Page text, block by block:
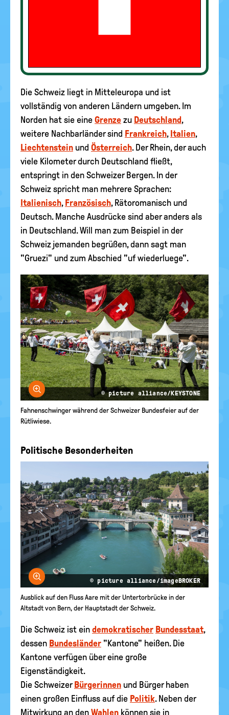
Die Schweiz liegt in Mitteleuropa und ist
vollständig von anderen Ländern umgeben. Im
Norden hat sie eine Grenze zu Deutschland,
weitere Nachbarländer sind Frankreich, Italien,
Liechtenstein und Österreich. Der Rhein, der auch
viele Kilometer durch Deutschland fließt,
entspringt in den Schweizer Bergen. In der
Schweiz spricht man mehrere Sprachen:
Italienisch, Französisch, Rätoromanisch und
Deutsch. Manche Ausdrücke sind aber anders als
in Deutschland. Will man zum Beispiel in der
Schweiz jemanden begrüßen, dann sagt man
"Gruezi" und zum Abschied "uf wiederluege".
Bild vergrößern
© picture alliance/KEYSTONE
Fahnenschwinger während der Schweizer Bundesfeier auf der
Rütliwiese.
Politische Besonderheiten
Bild vergrößern
© picture alliance/imageBROKER
Ausblick auf den Fluss Aare mit der Untertorbrücke in der
Altstadt von Bern, der Hauptstadt der Schweiz.
Die Schweiz ist ein demokratischer Bundesstaat,
dessen Bundesländer "Kantone" heißen. Die
Kantone verfügen über eine große
Eigenständigkeit.
Die Schweizer Bürgerinnen und Bürger haben
einen großen Einfluss auf die Politik. Neben der
Mitwirkung an den Wahlen können sie in